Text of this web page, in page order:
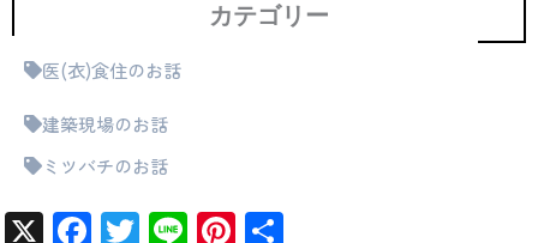
カテゴリー
医(衣)食住のお話
建築現場のお話
ミツバチのお話
X F T Li Pi